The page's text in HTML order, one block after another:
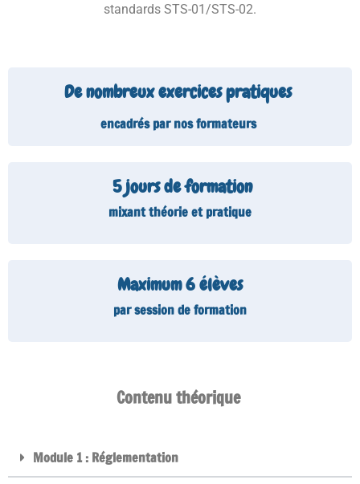
standards STS-01/STS-02.
De nombreux exercices pratiques
encadrés par nos formateurs
mixant théorie et pratique
5 jours de formation
par session de formation
Maximum 6 élèves
Contenu théorique
Module 1 : Réglementation